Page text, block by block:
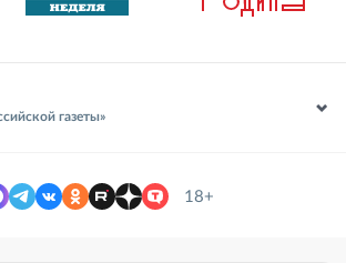
газеты»
18+